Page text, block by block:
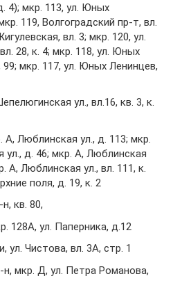
4); мкр. 113, ул. Юных
119, Волгоградский пр-т, вл.
вл. 3; мкр. 120, ул.
28, к. 4; мкр. 118, ул. Юных
99; мкр. 117, ул. Юных Ленинцев,
ул., вл.16, кв. 3, к.
Люблинская ул., д. 113; мкр.
ул., д. 46; мкр. А, Люблинская
А, Люблинская ул., вл. 111, к.
поля, д. 19, к. 2
кв. 80,
128А, ул. Паперника, д.12
ул. Чистова, вл. 3А, стр. 1
мкр. Д, ул. Петра Романова,